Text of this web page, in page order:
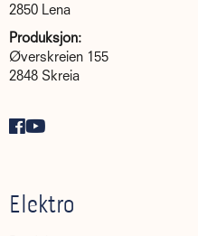
2850 Lena
Produksjon:
Øverskreien 155
2848 Skreia
Elektro